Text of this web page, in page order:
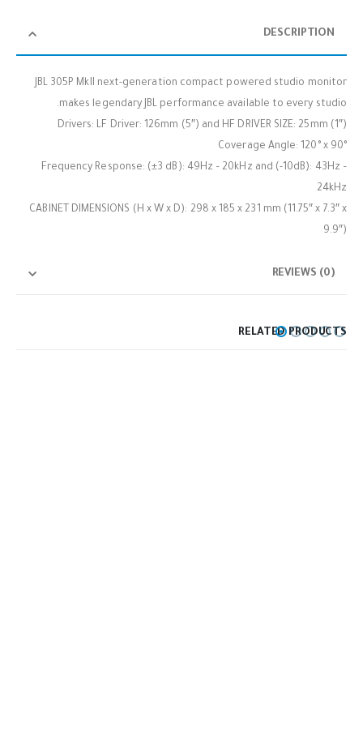
DESCRIPTION
JBL 305P MkII next-generation compact powered studio monitor
makes legendary JBL performance available to every studio.
Drivers: LF Driver: 126mm (5″) and HF DRIVER SIZE: 25mm (1″)
Coverage Angle: 120° x 90°
Frequency Response: (±3 dB): 49Hz – 20kHz and (-10dB): 43Hz –
24kHz
CABINET DIMENSIONS (H x W x D): 298 x 185 x 231 mm (11.75″ x 7.3″ x
9.9″)
REVIEWS (0)
RELATED PRODUCTS